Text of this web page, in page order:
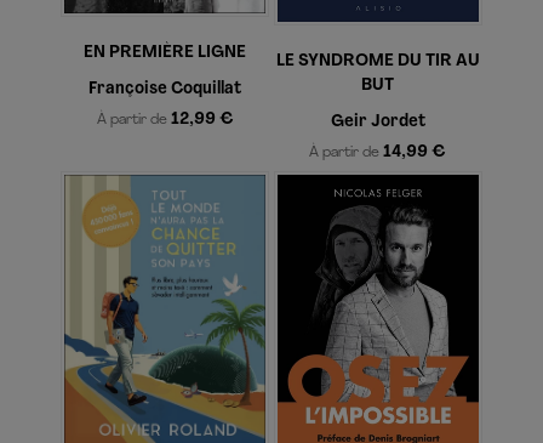
EN PREMIÈRE LIGNE
Françoise Coquillat
À partir de 12,99 €
LE SYNDROME DU TIR AU
BUT
Geir Jordet
À partir de14,99 €